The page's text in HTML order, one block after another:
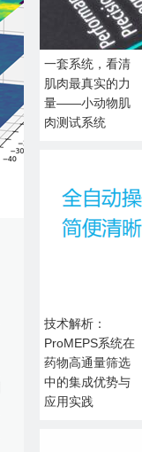
一套系统，看清
肌肉最真实的力
量——小动物肌
肉测试系统
技术解析：
ProMEPS系统在
药物高通量筛选
中的集成优势与
应用实践